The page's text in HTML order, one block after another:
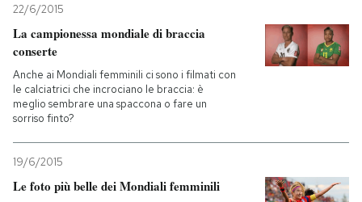
22/6/2015
La campionessa mondiale di braccia
conserte
Anche ai Mondiali femminili ci sono i filmati con
le calciatrici che incrociano le braccia: è
meglio sembrare una spaccona o fare un
sorriso finto?
19/6/2015
Le foto più belle dei Mondiali femminili